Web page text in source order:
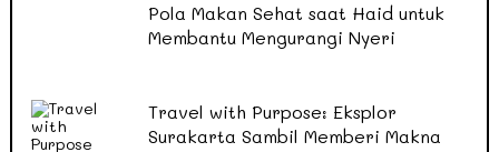
Pola Makan Sehat saat Haid untuk
Membantu Mengurangi Nyeri
Travel with Purpose: Eksplor
Surakarta Sambil Memberi Makna